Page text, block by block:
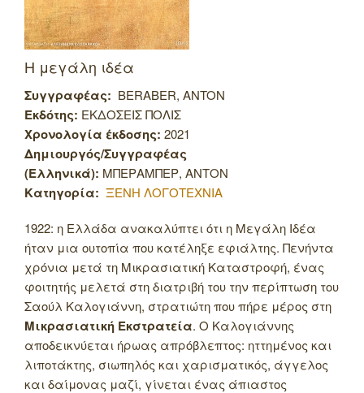
Η μεγάλη ιδέα
Συγγραφέας: BERABER, ANTON
Εκδότης: ΕΚΔΟΣΕΙΣ ΠΟΛΙΣ
Χρονολογία έκδοσης: 2021
Δημιουργός/Συγγραφέας
(Ελληνικά): ΜΠΕΡΑΜΠΕΡ, ΑΝΤΟΝ
Κατηγορία: ΞΕΝΗ ΛΟΓΟΤΕΧΝΙΑ
1922: η Ελλάδα ανακαλύπτει ότι η Μεγάλη Ιδέα
ήταν μια ουτοπία που κατέληξε εφιάλτης. Πενήντα
χρόνια μετά τη Μικρασιατική Καταστροφή, ένας
φοιτητής μελετά στη διατριβή του την περίπτωση του
Σαούλ Καλογιάννη, στρατιώτη που πήρε μέρος στη
Μικρασιατική Εκστρατεία. Ο Καλογιάννης
αποδεικνύεται ήρωας απρόβλεπτος: ηττημένος και
λιποτάκτης, σιωπηλός και χαρισματικός, άγγελος
και δαίμονας μαζί, γίνεται ένας άπιαστος